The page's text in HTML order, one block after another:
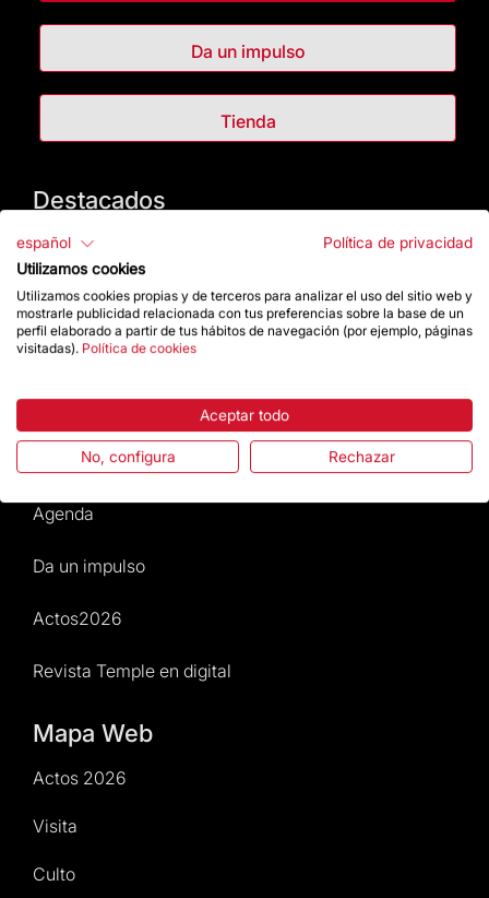
Da un impulso
Tienda
Destacados
La Fundación
Preguntas frecuentes
Atención al Visitante
Normativa y condiciones de compra
Noticias y Actualidad
Agenda
Da un impulso
Actos2026
Revista Temple en digital
Mapa Web
Actos 2026
Visita
Culto
español
Política de privacidad
Utilizamos cookies
Utilizamos cookies propias y de terceros para analizar el uso del sitio web y
mostrarle publicidad relacionada con tus preferencias sobre la base de un
perfil elaborado a partir de tus hábitos de navegación (por ejemplo, páginas
visitadas). Política de cookies
Aceptar todo
No, configura Rechazar